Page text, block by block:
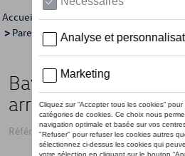
Accueil >Catalogue Volkswagen >
> Pare-boue > Détail
Bavette garde-
arrière à
Référence: 2K5075101A